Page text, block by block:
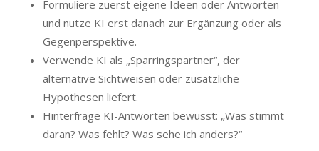
Formuliere zuerst eigene Ideen oder Antworten
und nutze KI erst danach zur Ergänzung oder als
Gegenperspektive.
Verwende KI als „Sparringspartner“, der
alternative Sichtweisen oder zusätzliche
Hypothesen liefert.
Hinterfrage KI-Antworten bewusst: „Was stimmt
daran? Was fehlt? Was sehe ich anders?“